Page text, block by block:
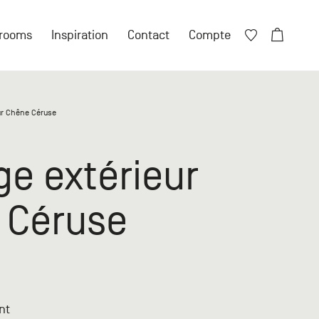
Inspiration Contact Compte
Chêne Céruse
extérieur
compte particulier